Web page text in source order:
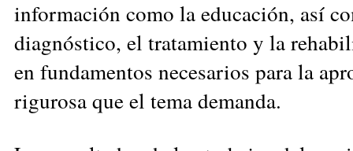
información como la educación, así
diagnóstico, el tratamiento y la
en fundamentos necesarios para la
rigurosa que el tema demanda.